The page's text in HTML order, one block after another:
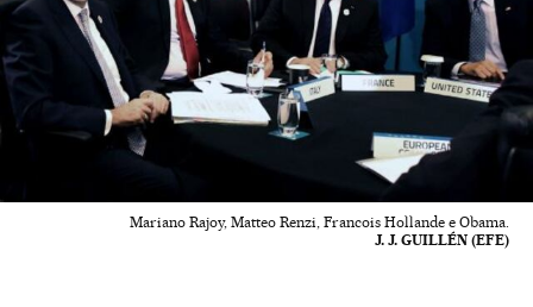
Mariano Rajoy, Matteo Renzi, Francois Hollande e Obama.
J. J. GUILLÉN (EFE)